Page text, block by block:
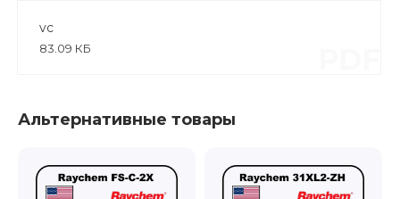
vc
83.09 КБ
Альтернативные товары